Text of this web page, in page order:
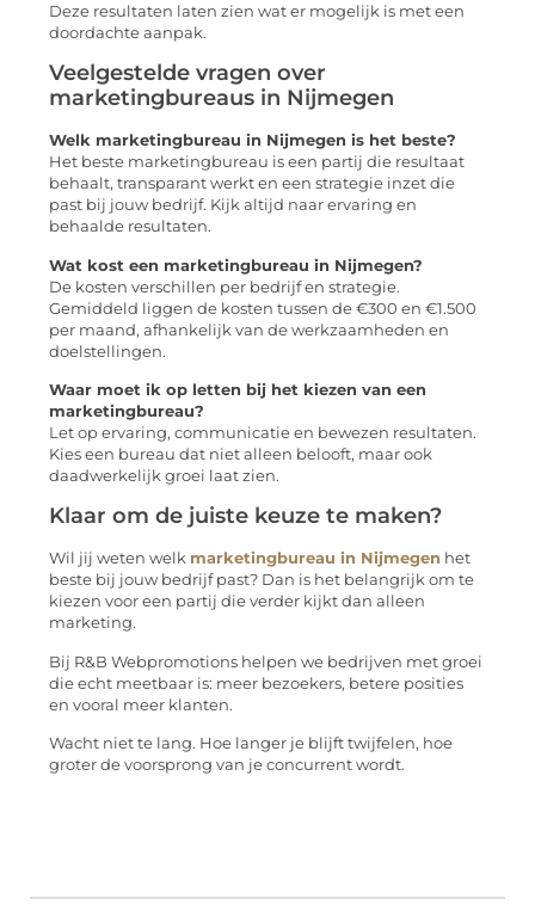
Deze resultaten laten zien wat er mogelijk is met een
doordachte aanpak.
Veelgestelde vragen over
marketingbureaus in Nijmegen
Welk marketingbureau in Nijmegen is het beste?
Het beste marketingbureau is een partij die resultaat
behaalt, transparant werkt en een strategie inzet die
past bij jouw bedrijf. Kijk altijd naar ervaring en
behaalde resultaten.
Wat kost een marketingbureau in Nijmegen?
De kosten verschillen per bedrijf en strategie.
Gemiddeld liggen de kosten tussen de €300 en €1.500
per maand, afhankelijk van de werkzaamheden en
doelstellingen.
Waar moet ik op letten bij het kiezen van een
marketingbureau?
Let op ervaring, communicatie en bewezen resultaten.
Kies een bureau dat niet alleen belooft, maar ook
daadwerkelijk groei laat zien.
Klaar om de juiste keuze te maken?
Wil jij weten welk marketingbureau in Nijmegen het
beste bij jouw bedrijf past? Dan is het belangrijk om te
kiezen voor een partij die verder kijkt dan alleen
marketing.
Bij R&B Webpromotions helpen we bedrijven met groei
die echt meetbaar is: meer bezoekers, betere posities
en vooral meer klanten.
Wacht niet te lang. Hoe langer je blijft twijfelen, hoe
groter de voorsprong van je concurrent wordt.